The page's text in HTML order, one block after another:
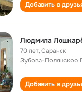
Добавить в
Людмила
70 лет,Саранск
Зубова-Полянское
Добавить в